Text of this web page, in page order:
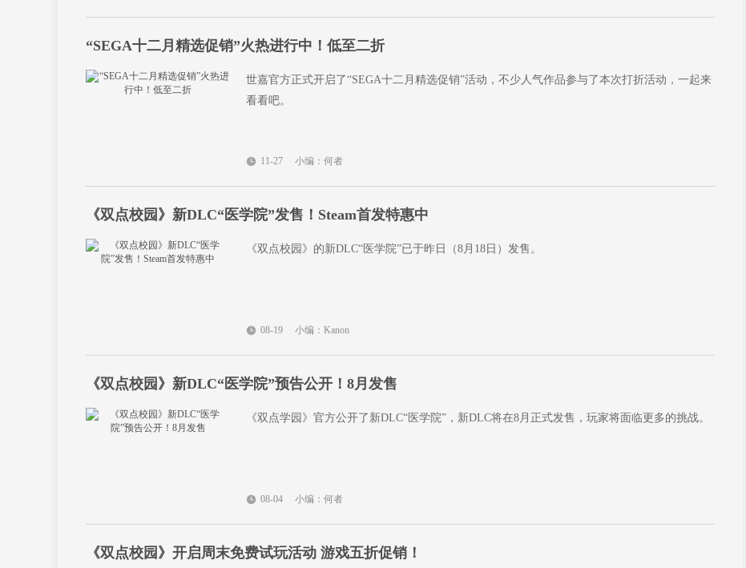
“SEGA十二月精选促销”火热进行中！低至二折
世嘉官方正式开启了“SEGA十二月精选促销”活动，不少人气作品参与了本次打折活动，一起来
看看吧。
11-27 小编：何者
《双点校园》新DLC“医学院”发售！Steam首发特惠中
《双点校园》的新DLC“医学院”已于昨日（8月18日）发售。
08-19 小编：Kanon
《双点校园》新DLC“医学院”预告公开！8月发售
《双点学园》官方公开了新DLC“医学院”，新DLC将在8月正式发售，玩家将面临更多的挑战。
08-04 小编：何者
《双点校园》开启周末免费试玩活动 游戏五折促销！